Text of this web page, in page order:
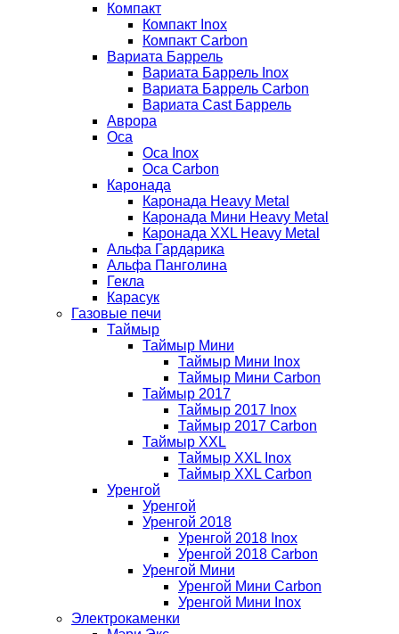
Компакт
Компакт Inox
Компакт Carbon
Вариата Баррель
Вариата Баррель Inox
Вариата Баррель Carbon
Вариата Cast Баррель
Аврора
Оса
Оса Inox
Оса Carbon
Каронада
Каронада Heavy Metal
Каронада Мини Heavy Metal
Каронада XXL Heavy Metal
Альфа Гардарика
Альфа Панголина
Гекла
Карасук
Газовые печи
Таймыр
Таймыр Мини
Таймыр Мини Inox
Таймыр Мини Carbon
Таймыр 2017
Таймыр 2017 Inox
Таймыр 2017 Carbon
Таймыр XXL
Таймыр XXL Inox
Таймыр XXL Carbon
Уренгой
Уренгой
Уренгой 2018
Уренгой 2018 Inox
Уренгой 2018 Carbon
Уренгой Мини
Уренгой Мини Carbon
Уренгой Мини Inox
Электрокаменки